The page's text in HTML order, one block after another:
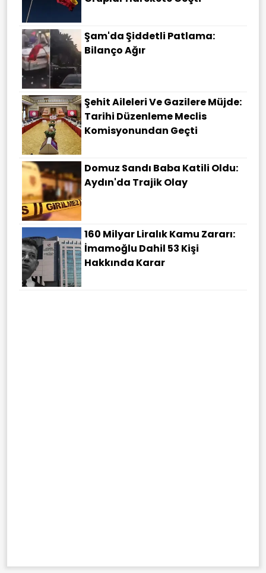
Şam'da Şiddetli Patlama:
Bilanço Ağır
Şehit Aileleri Ve Gazilere Müjde:
Tarihi Düzenleme Meclis
Komisyonundan Geçti
Domuz Sandı Baba Katili Oldu:
Aydın'da Trajik Olay
160 Milyar Liralık Kamu Zararı:
İmamoğlu Dahil 53 Kişi
Hakkında Karar